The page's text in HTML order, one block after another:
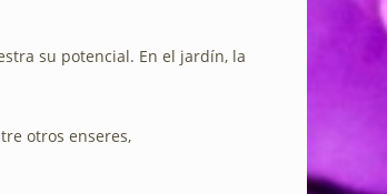
su potencial. En el jardín, la
otros enseres,